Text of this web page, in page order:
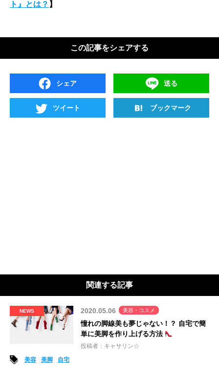
ト』とは？ 】
この記事をシェアする
シェア 送る
ツイート ブックマーク
関連する記事
NEWS 2020.05.06 美容・コスメ
憧れの脚線美も夢じゃない！？ 自宅で簡
単に美脚を作り上げる方法
投稿者：キャサリン☆
美容
美脚 自宅